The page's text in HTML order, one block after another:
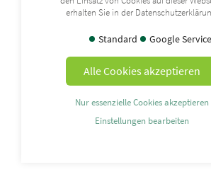
erhalten Sie in der
Standard Google
Alle Cookies akzeptieren
Nur essenzielle Cookies akzeptieren
Einstellungen bearbeiten